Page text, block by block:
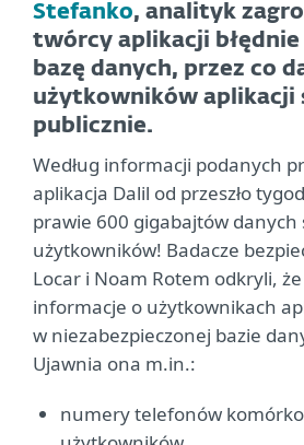
Stefanko, analityk
twórcy aplikacji
bazę danych, przez co
użytkowników aplikacji
publicznie.
Według informacji podanych
aplikacja Dalil od przeszło
prawie 600 gigabajtów danych
użytkowników! Badacze
Locar i Noam Rotem odkryli,
informacje o użytkownikach
w niezabezpieczonej bazie
Ujawnia ona m.in.:
numery telefonów